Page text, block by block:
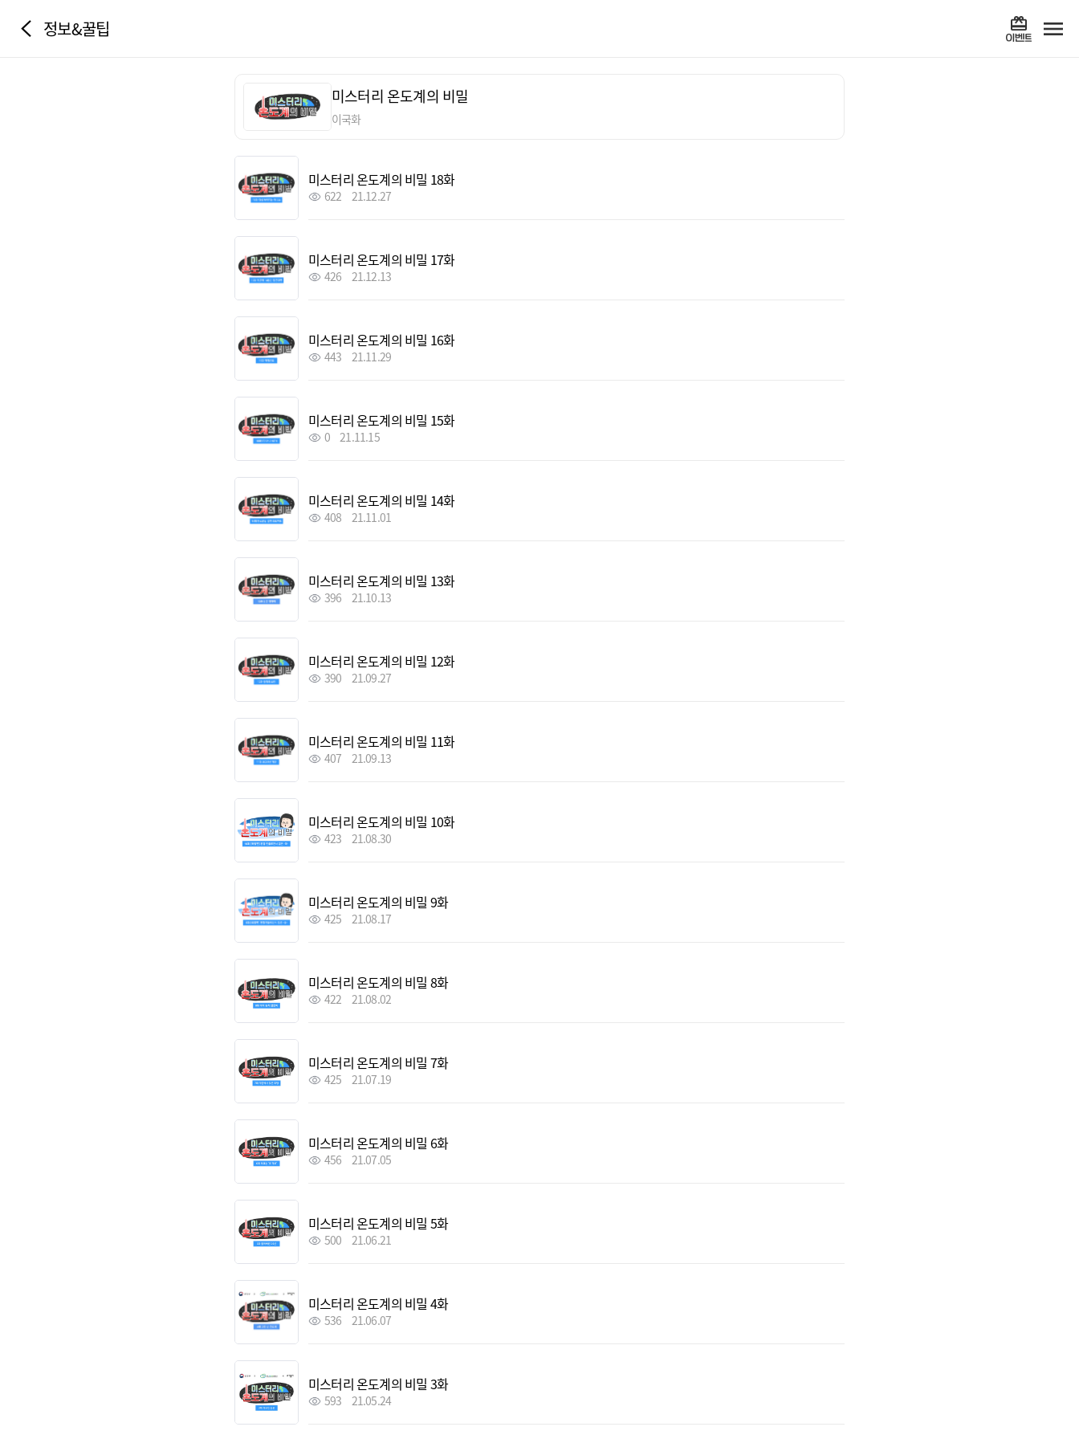
정보&꿀팁
미스터리 온도계의 비밀
이국화
미스터리 온도계의 비밀 18화
622 21.12.27
미스터리 온도계의 비밀 17화
426 21.12.13
미스터리 온도계의 비밀 16화
443 21.11.29
미스터리 온도계의 비밀 15화
0 21.11.15
미스터리 온도계의 비밀 14화
408 21.11.01
미스터리 온도계의 비밀 13화
396 21.10.13
미스터리 온도계의 비밀 12화
390 21.09.27
미스터리 온도계의 비밀 11화
407 21.09.13
미스터리 온도계의 비밀 10화
423 21.08.30
미스터리 온도계의 비밀 9화
425 21.08.17
미스터리 온도계의 비밀 8화
422 21.08.02
미스터리 온도계의 비밀 7화
425 21.07.19
미스터리 온도계의 비밀 6화
456 21.07.05
미스터리 온도계의 비밀 5화
500 21.06.21
미스터리 온도계의 비밀 4화
536 21.06.07
미스터리 온도계의 비밀 3화
593 21.05.24